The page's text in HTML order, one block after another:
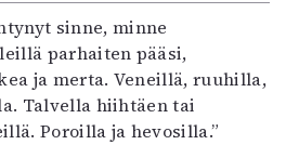
sinne, minne
parhaiten pääsi,
ja merta. Veneillä, ruuhilla,
Talvella hiihtäen tai
Poroilla ja hevosilla.”